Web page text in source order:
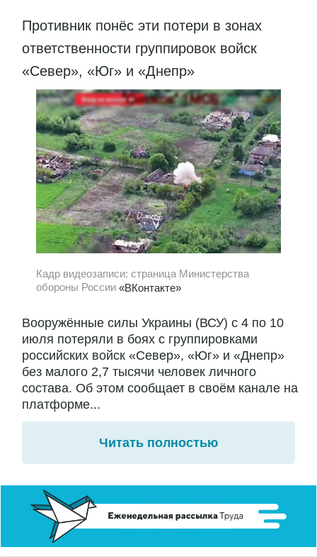
Противник понёс эти потери в зонах
ответственности группировок войск
«Север», «Юг» и «Днепр»
Кадр видеозаписи: страница Министерства
обороны России «ВКонтакте»
Вооружённые силы Украины (ВСУ) с 4 по 10
июля потеряли в боях с группировками
российских войск «Север», «Юг» и «Днепр»
без малого 2,7 тысячи человек личного
состава. Об этом сообщает в своём канале на
платформе...
Читать полностью